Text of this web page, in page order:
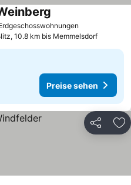
10.8 km bis Memmelsdorf
Preise sehen
Teilen